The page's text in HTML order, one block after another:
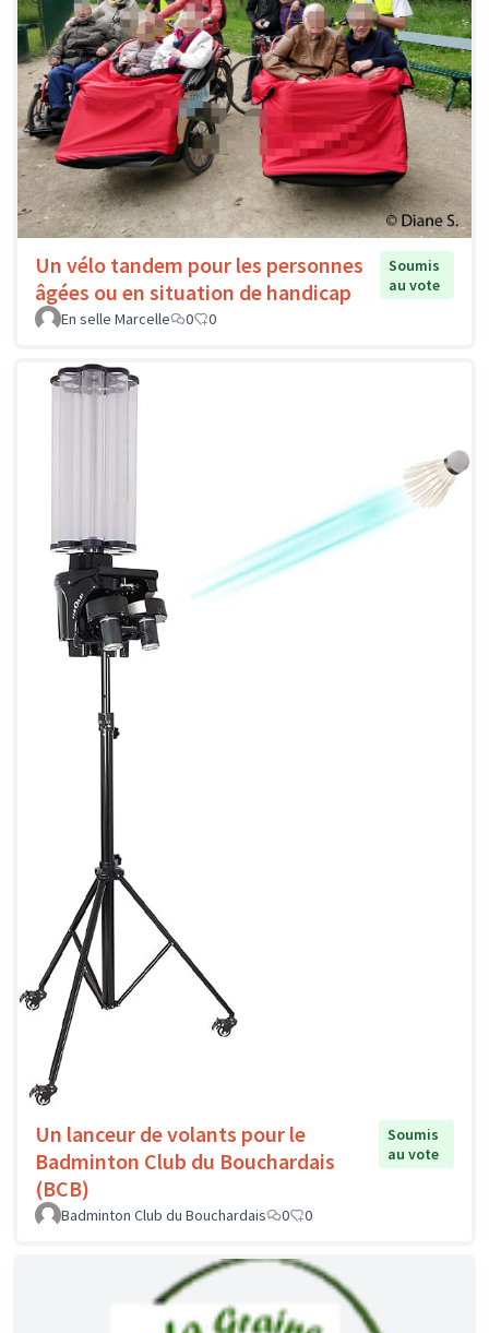
Un vélo tandem pour les personnes
âgées ou en situation de handicap
Soumis
au vote
En selle Marcelle
0 0
Un lanceur de volants pour le
Badminton Club du Bouchardais
(BCB)
Soumis
au vote
Badminton Club du Bouchardais 0 0